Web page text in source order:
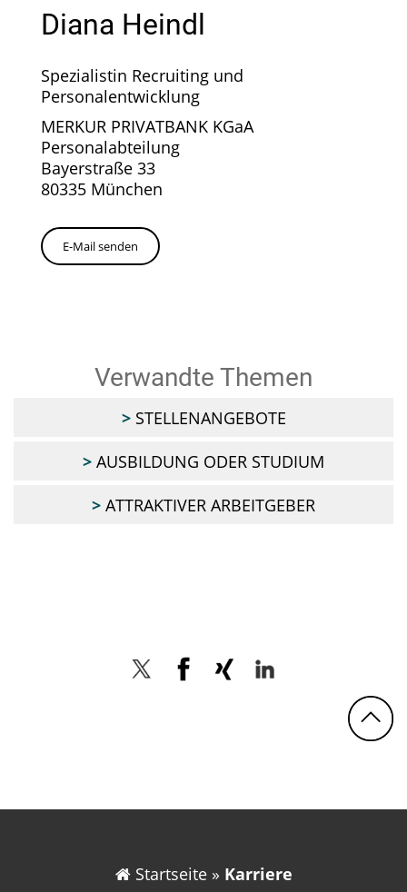
Diana Heindl
Spezialistin Recruiting und
Personalentwicklung
MERKUR PRIVATBANK KGaA
Personalabteilung
Bayerstraße 33
80335 München
E-Mail senden
Verwandte Themen
STELLENANGEBOTE
AUSBILDUNG ODER STUDIUM
ATTRAKTIVER ARBEITGEBER
Startseite» Karriere